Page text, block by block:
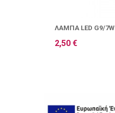
ΛΆΜΠΑ LED G9/7W
2,50 €